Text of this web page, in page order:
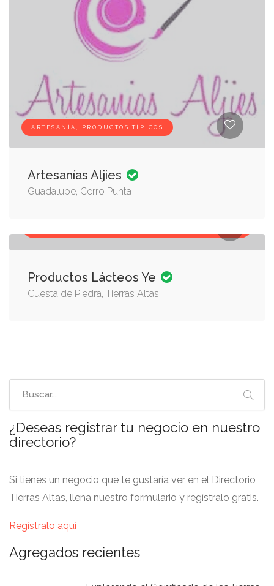
ARTESANÍA, PRODUCTOS TÍPICOS
Artesanías Aljies
Guadalupe, Cerro Punta
Productos Lácteos Ye
Cuesta de Piedra, Tierras Altas
¿Deseas registrar tu negocio en nuestro
directorio?
Si tienes un negocio que te gustaría ver en el Directorio
Tierras Altas, llena nuestro formulario y regístralo gratis.
Regístralo aquí
Agregados recientes